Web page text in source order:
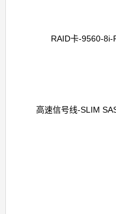
RAID卡-9560-
高速信号线-SLIM